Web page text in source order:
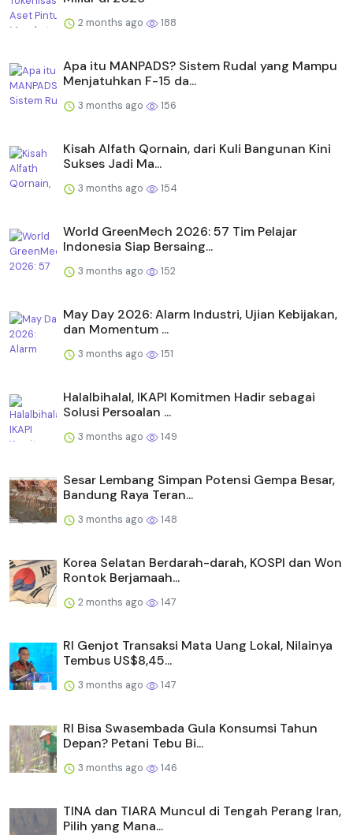
2 months ago 188
Apa itu MANPADS? Sistem Rudal yang Mampu
Menjatuhkan F-15 da...
3 months ago 156
Kisah Alfath Qornain, dari Kuli Bangunan Kini
Sukses Jadi Ma...
3 months ago 154
World GreenMech 2026: 57 Tim Pelajar
Indonesia Siap Bersaing...
3 months ago 152
May Day 2026: Alarm Industri, Ujian Kebijakan,
dan Momentum ...
3 months ago 151
Halalbihalal, IKAPI Komitmen Hadir sebagai
Solusi Persoalan ...
3 months ago 149
Sesar Lembang Simpan Potensi Gempa Besar,
Bandung Raya Teran...
3 months ago 148
Korea Selatan Berdarah-darah, KOSPI dan Won
Rontok Berjamaah...
2 months ago 147
RI Genjot Transaksi Mata Uang Lokal, Nilainya
Tembus US$8,45...
3 months ago 147
RI Bisa Swasembada Gula Konsumsi Tahun
Depan? Petani Tebu Bi...
3 months ago 146
TINA dan TIARA Muncul di Tengah Perang Iran,
Pilih yang Mana...